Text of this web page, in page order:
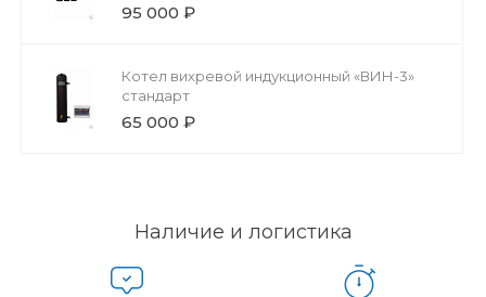
95 000 ₽
Котел вихревой индукционный «ВИН-3»
стандарт
65 000 ₽
Наличие и логистика